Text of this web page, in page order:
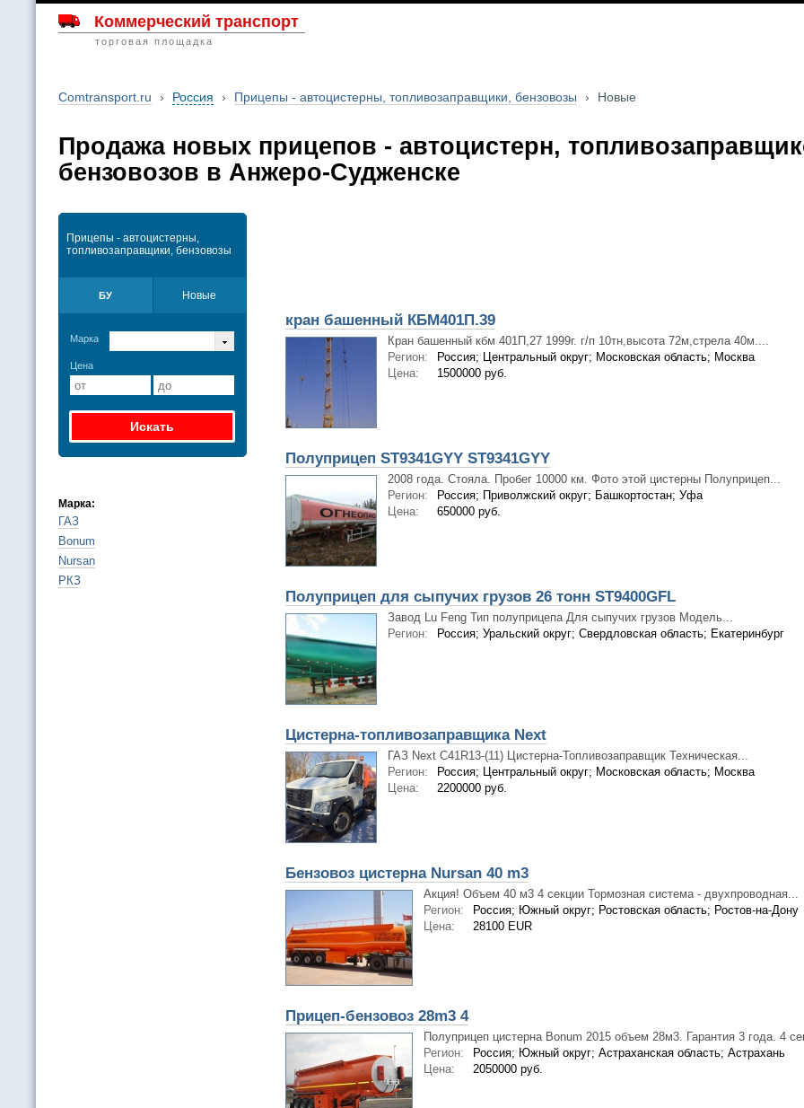
Коммерческий транспорт
торговая площадка
Comtransport.ru › Россия › Прицепы - автоцистерны, топливозаправщики, бензовозы › Новые
Продажа новых прицепов - автоцистерн,
бензовозов в Анжеро-Судженске
Прицепы - автоцистерны,
топливозаправщики, бензовозы
БУ Новые
Марка
Цена
Марка:
ГАЗ
Bonum
Nursan
РКЗ
кран башенный КБМ401П.39
Кран башенный кбм 401П,27 1999г. г/п 10тн,высота 72м,стрела 40м....
Регион:
Россия; Центральный округ; Московская область; Москва
Цена:
1500000 руб.
Полуприцеп ST9341GYY ST9341GYY
2008 года. Стояла. Пробег 10000 км. Фото этой цистерны Полуприцеп...
Регион:
Россия; Приволжский округ; Башкортостан; Уфа
Цена:
650000 руб.
Полуприцеп для сыпучих грузов 26 тонн ST9400GFL
Завод Lu Feng Тип полуприцепа Для сыпучих грузов Модель...
Регион:
Россия; Уральский округ; Свердловская область; Екатеринбург
Цистерна-топливозаправщика Next
ГАЗ Next C41R13-(11) Цистерна-Топливозаправщик Техническая...
Регион:
Россия; Центральный округ; Московская область; Москва
Цена:
2200000 руб.
Бензовоз цистерна Nursan 40 m3
Акция! Объем 40 м3 4 секции Тормозная система - двухпроводная...
Регион:
Россия; Южный округ; Ростовская область; Ростов-на-Дону
Цена:
28100 EUR
Прицеп-бензовоз 28m3 4
Полуприцеп цистерна Bonum 2015 объем 28м3. Гарантия 3 года. 4
Регион:
Россия; Южный округ; Астраханская область; Астрахань
Цена:
2050000 руб.